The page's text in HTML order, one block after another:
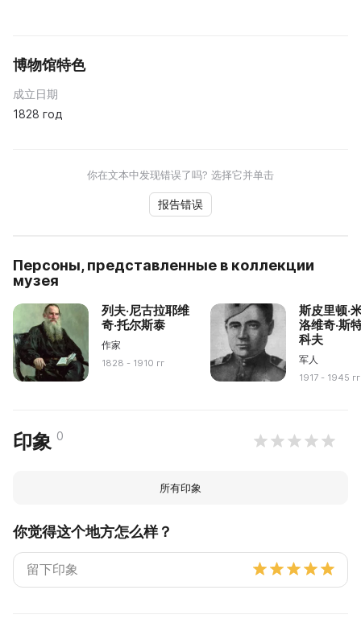
博物馆特色
成立日期
1828 год
你在文本中发现错误了吗? 选择它并单击
报告错误
Персоны, представленные в коллекции
музея
列夫·尼古拉耶维
奇·托尔斯泰
作家
1828 - 1910 гг
斯皮里顿·
洛维奇·斯
科夫
军人
1917 - 1945 гг
印象 0
所有印象
你觉得这个地方怎么样？